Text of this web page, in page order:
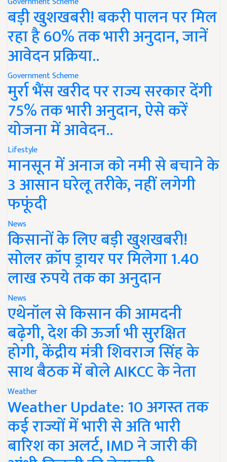
बड़ी खुशखबरी! बकरी पालन पर मिल
रहा है 60% तक भारी अनुदान, जानें
आवेदन प्रक्रिया..
Government Scheme
मुर्रा भैंस खरीद पर राज्य सरकार देंगी
75% तक भारी अनुदान, ऐसे करें
योजना में आवेदन..
Lifestyle
मानसून में अनाज को नमी से बचाने के
3 आसान घरेलू तरीके, नहीं लगेगी
फफूंदी
News
किसानों के लिए बड़ी खुशखबरी!
सोलर क्रॉप ड्रायर पर मिलेगा 1.40
लाख रुपये तक का अनुदान
News
एथेनॉल से किसान की आमदनी
बढ़ेगी, देश की ऊर्जा भी सुरक्षित
होगी, केंद्रीय मंत्री शिवराज सिंह के
साथ बैठक में बोले AIKCC के नेता
Weather
Weather Update: 10 अगस्त तक
कई राज्यों में भारी से अति भारी
बारिश का अलर्ट, IMD ने जारी की